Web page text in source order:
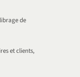
de
et clients,